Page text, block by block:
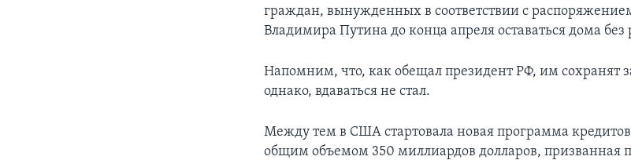
граждан, вынужденных в соответствии с
Владимира Путина до конца апреля оставаться дома без
Напомним, что, как обещал президент РФ, им сохранят
однако, вдаваться не стал.
Между тем в США стартовала новая программа
общим объемом 350 миллиардов долларов, призванная